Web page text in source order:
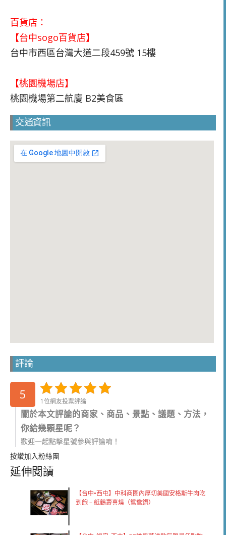
百貨店：
【台中sogo百貨店】
台中市西區台灣大道二段459號 15樓
【桃園機場店】
桃園機場第二航廈 B2美食區
交通資訊
評論
5 1位網友投票評論
關於本文評論的商家、商品、景點、議題、方法，
你給幾顆星呢？
歡迎一起點擊星號參與評論唷！
按讚加入粉絲團
延伸閱讀
【台中•西屯】中科商圈內厚切美國安格斯牛肉吃
到飽 – 紙鶴壽喜燒（鴛鴦鍋）